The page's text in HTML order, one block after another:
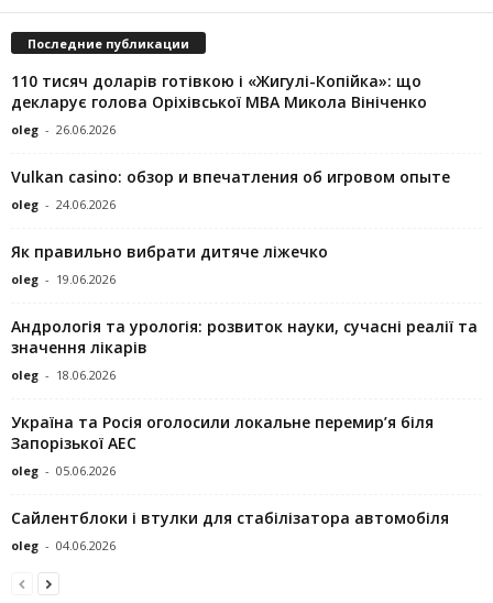
Последние публикации
110 тисяч доларів готівкою і «Жигулі-Копійка»: що
декларує голова Оріхівської МВА Микола Вініченко
oleg - 26.06.2026
Vulkan casino: обзор и впечатления об игровом опыте
oleg - 24.06.2026
Як правильно вибрати дитяче ліжечко
oleg - 19.06.2026
Андрологія та урологія: розвиток науки, сучасні реалії та
значення лікарів
oleg - 18.06.2026
Україна та Росія оголосили локальне перемир’я біля
Запорізької АЕС
oleg - 05.06.2026
Сайлентблоки і втулки для стабілізатора автомобіля
oleg - 04.06.2026